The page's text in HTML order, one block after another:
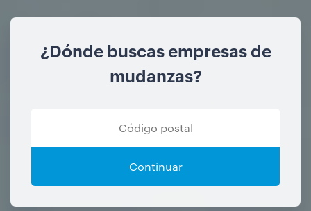
¿Dónde buscas empresas de
mudanzas?
Continuar